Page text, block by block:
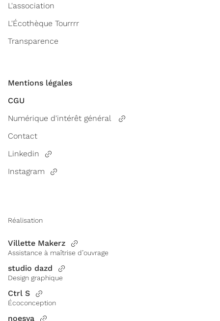
L'association
L'Écothèque Tourrrr
Transparence
Mentions légales
CGU
Numérique d'intérêt général
Contact
Linkedin
Instagram
Réalisation
Villette Makerz
Assistance à maîtrise d’ouvrage
studio dazd
Design graphique
Ctrl S
Écoconception
noesya